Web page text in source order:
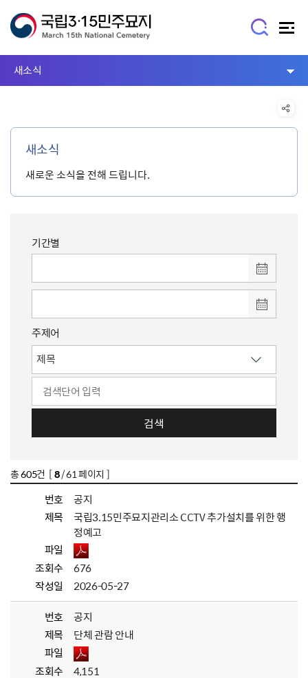
새소식
새소식
새로운 소식을 전해 드립니다.
기간별
주제어
검색
총605건 [8/ 61 페이지 ]
번호
공지
제목
국립3.15민주묘지관리소 CCTV 추가설치를 위한 행
정예고
파일
조회수
676
작성일
2026-05-27
번호
공지
제목
단체 관람 안내
파일
조회수
4,151